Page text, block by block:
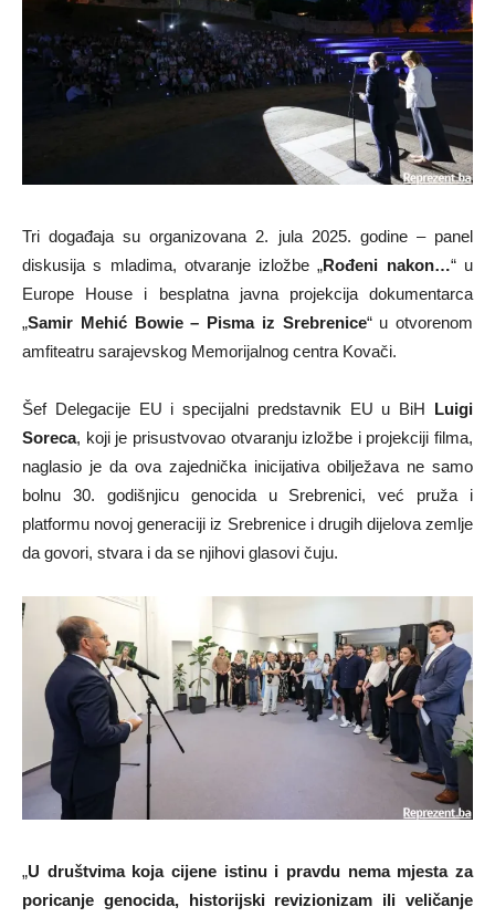
Tri događaja su organizovana 2. jula 2025. godine – panel
diskusija s mladima, otvaranje izložbe „Rođeni nakon…“ u
Europe House i besplatna javna projekcija dokumentarca
„Samir Mehić Bowie – Pisma iz Srebrenice“ u otvorenom
amfiteatru sarajevskog Memorijalnog centra Kovači.
Šef Delegacije EU i specijalni predstavnik EU u BiH Luigi
Soreca, koji je prisustvovao otvaranju izložbe i projekciji filma,
naglasio je da ova zajednička inicijativa obilježava ne samo
bolnu 30. godišnjicu genocida u Srebrenici, već pruža i
platformu novoj generaciji iz Srebrenice i drugih dijelova zemlje
da govori, stvara i da se njihovi glasovi čuju.
„U društvima koja cijene istinu i pravdu nema mjesta za
poricanje genocida, historijski revizionizam ili veličanje